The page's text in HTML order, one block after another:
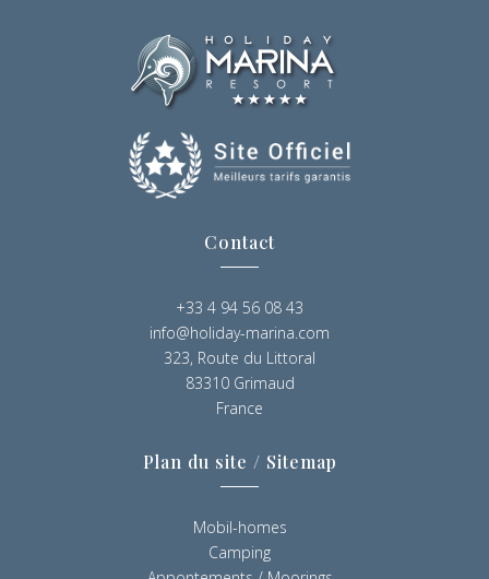
Contact
+33 4 94 56 08 43
info@holiday-marina.com
323, Route du Littoral
83310 Grimaud
France
Plan du site / Sitemap
Mobil-homes
Camping